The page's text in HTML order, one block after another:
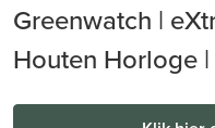
Greenwatch |
Houten Horloge